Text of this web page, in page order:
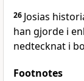
26 Josias
han gjorde i
nedtecknat i
Footnotes